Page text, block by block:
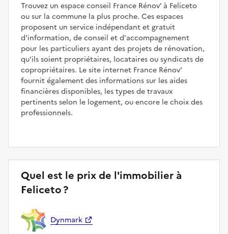
Trouvez un espace conseil France Rénov’ à Feliceto
ou sur la commune la plus proche. Ces espaces
proposent un service indépendant et gratuit
d'information, de conseil et d'accompagnement
pour les particuliers ayant des projets de rénovation,
qu'ils soient propriétaires, locataires ou syndicats de
copropriétaires. Le site internet France Rénov'
fournit également des informations sur les aides
financières disponibles, les types de travaux
pertinents selon le logement, ou encore le choix des
professionnels.
Quel est le prix de l'immobilier à
Feliceto ?
Dynmark